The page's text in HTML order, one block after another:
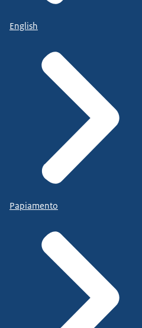
English
Papiamento